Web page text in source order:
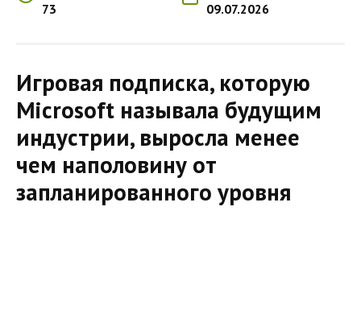
73 09.07.2026
Игровая подписка, которую
Microsoft называла будущим
индустрии, выросла менее
чем наполовину от
запланированного уровня